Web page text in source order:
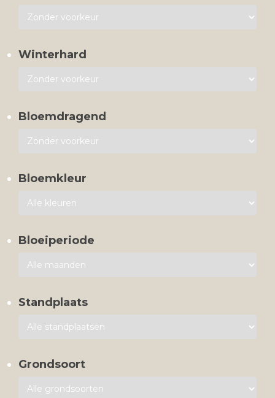
Winterhard
Bloemdragend
Bloemkleur
Bloeiperiode
Standplaats
Grondsoort